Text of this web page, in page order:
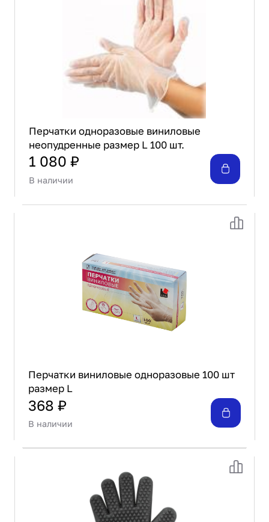
Доставка и оплата
Гарантия и возврат
О GRANBAZAR
О нас
Бренды
Контакты
Перчатки одноразовые виниловые
неопудренные размер L 100 шт.
1 080 ₽
В наличии
Перчатки виниловые одноразовые 100 шт
размер L
368 ₽
В наличии